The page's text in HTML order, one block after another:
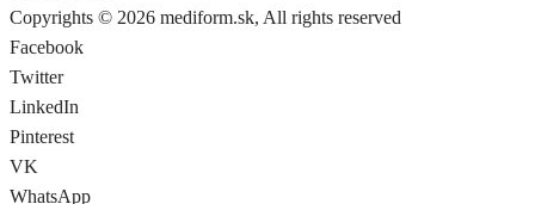
Copyrights © 2026 mediform.sk, All rights reserved​
Facebook
Twitter
LinkedIn
Pinterest
VK
WhatsApp